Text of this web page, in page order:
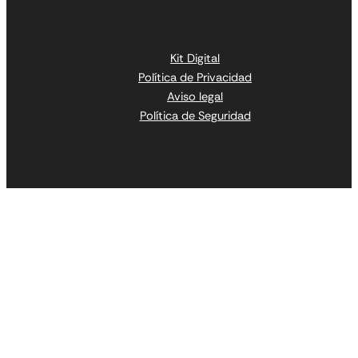
Kit Digital
Política de Privacidad
Aviso legal
Política de Seguridad